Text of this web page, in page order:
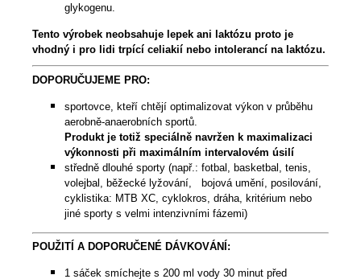
glykogenu.
Tento výrobek neobsahuje lepek ani laktózu proto je
vhodný i pro lidi trpící celiakií nebo intolerancí na laktózu.
DOPORUČUJEME PRO:
sportovce, kteří chtějí optimalizovat výkon v průběhu
aerobně-anaerobních sportů.
Produkt je totiž speciálně navržen k maximalizaci
výkonnosti při maximálním intervalovém úsilí
středně dlouhé sporty (např.: fotbal, basketbal, tenis,
volejbal, běžecké lyžování, bojová umění, posilování,
cyklistika: MTB XC, cyklokros, dráha, kritérium nebo
jiné sporty s velmi intenzivními fázemi)
POUŽITÍ A DOPORUČENÉ DÁVKOVÁNÍ:
1 sáček smíchejte s 200 ml vody 30 minut před